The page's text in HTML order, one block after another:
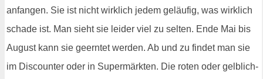
anfangen. Sie ist nicht wirklich jedem geläufig, was wirklich
schade ist. Man sieht sie leider viel zu selten. Ende Mai bis
August kann sie geerntet werden. Ab und zu findet man sie
im Discounter oder in Supermärkten. Die roten oder gelblich-